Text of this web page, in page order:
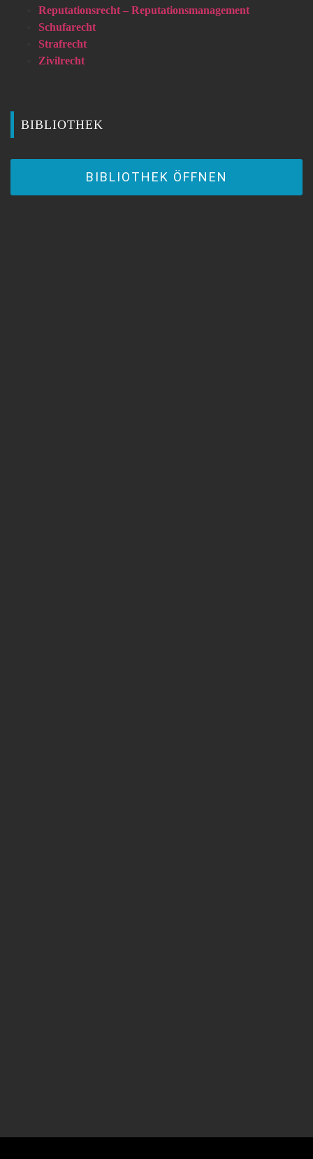
Reputationsrecht – Reputationsmanagement
Schufarecht
Strafrecht
Zivilrecht
BIBLIOTHEK
BIBLIOTHEK ÖFFNEN